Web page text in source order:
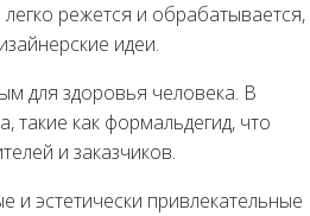
режется и обрабатывается,
идеи.
для здоровья человека. В
такие как формальдегид, что
и заказчиков.
и эстетически привлекательные